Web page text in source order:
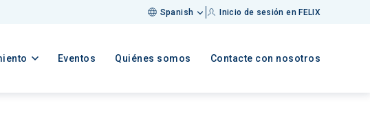
Spanish Inicio de sesión en FELIX
Eventos Quiénes somos Contacte con nosotros